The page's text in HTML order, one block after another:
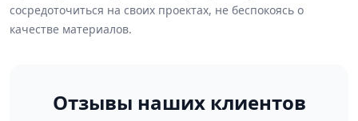
сосредоточиться на своих проектах, не беспокоясь о
качестве материалов.
Отзывы наших клиентов